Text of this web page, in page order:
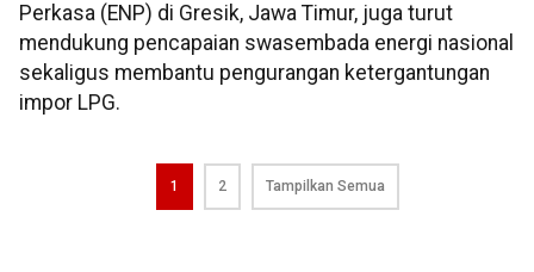
Perkasa (ENP) di Gresik, Jawa Timur, juga turut
mendukung pencapaian swasembada energi nasional
sekaligus membantu pengurangan ketergantungan
impor LPG.
1 2 Tampilkan Semua